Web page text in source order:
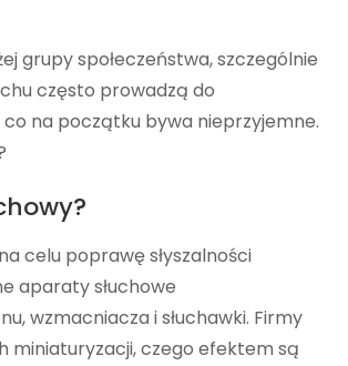
grupy społeczeństwa, szczególnie
często prowadzą do
na początku bywa nieprzyjemne.
celu poprawę słyszalności
aparaty słuchowe
wzmacniacza i słuchawki. Firmy
miniaturyzacji, czego efektem są